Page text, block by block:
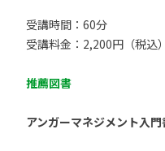
受講時間：60分
受講料金：2,200円（税込）
推薦図書
アンガーマネジメント入